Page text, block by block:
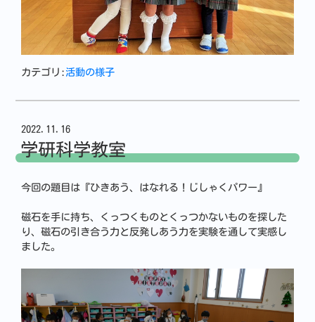
カテゴリ: 活動の様子
2022.11.16
学研科学教室
今回の題目は『ひきあう、はなれる！じしゃくパワー』
磁石を手に持ち、くっつくものとくっつかないものを探した
り、磁石の引き合う力と反発しあう力を実験を通して実感し
ました。